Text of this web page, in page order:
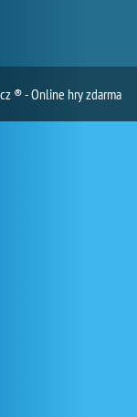
® - Online hry zdarma